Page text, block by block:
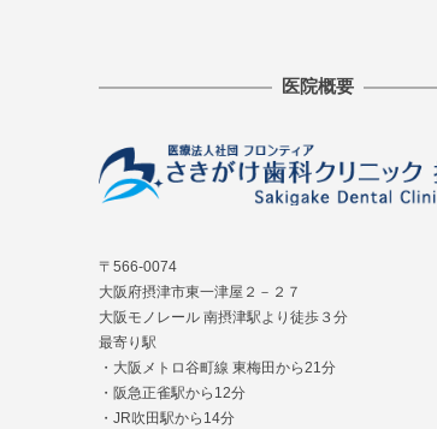
医院概要
〒566-0074
大阪府摂津市東一津屋２－２７
大阪モノレール 南摂津駅より徒歩３分
最寄り駅
・大阪メトロ谷町線 東梅田から21分
・阪急正雀駅から12分
・JR吹田駅から14分